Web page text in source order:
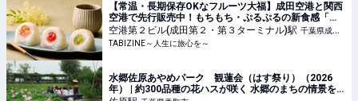
【常温・長期保存OKなフルーツ大福】成田空港と関西
空港で先行販売中！もちもち・ぷるぷるの新食感「も
ちふる」 | TABIZINE～人生に旅心を～
空港第２ビル(成田第２・第３ターミナル)駅 千葉県成田
市
TABIZINE～人生に旅心を～
水郷佐原あやめパーク 観蓮会（はす祭り）（2026
年） | 約300品種の花ハスが咲く 水郷のまちの情景を